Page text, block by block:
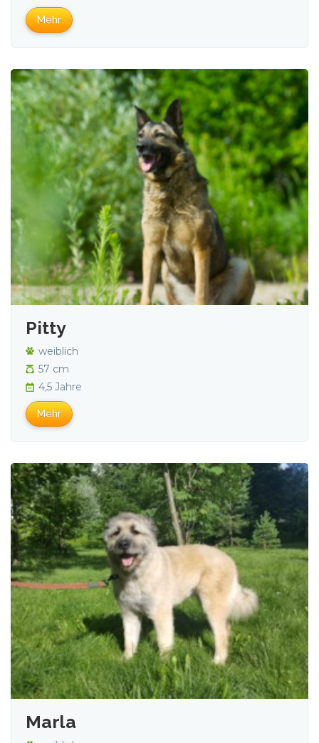
Mehr
Pitty
weiblich
57 cm
4,5 Jahre
Mehr
Marla